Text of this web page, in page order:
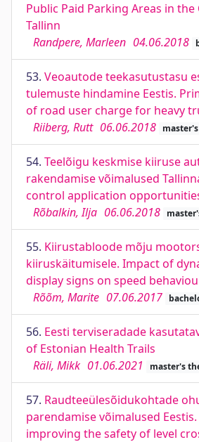
Public Paid Parking Areas in
Tallinn
Randpere, Marleen 04.06.2018
53. Veoautode teekasutustasu
tulemuste hindamine Eestis.
of road user charge for heavy
Riiberg, Rutt 06.06.2018
54. Teelõigu keskmise kiiruse
rakendamise võimalused
control application
Rõbalkin, Ilja 06.06.2018
55. Kiirustabloode mõju
kiiruskäitumisele. Impact of
display signs on speed
Rõõm, Marite 07.06.2017
56. Eesti terviseradade
of Estonian Health Trails
Räli, Mikk 01.06.2021 master's
57. Raudteeülesõidukohtade
parendamise võimalused
improving the safety of level